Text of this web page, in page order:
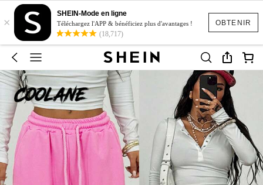
OBTENIR
×
SHEIN-Mode en ligne
Téléchargez l'APP & bénéficiez plus d'avantages !
(18,717)